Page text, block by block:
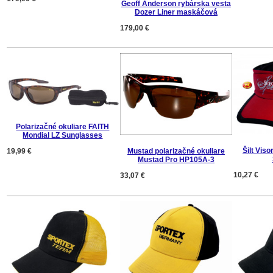
Geoff Anderson rybárska vesta
Dozer Liner maskáčová
179,00 €
Polarizačné okuliare FAITH
Mondial LZ Sunglasses
19,99 €
Mustad polarizačné okuliare
Mustad Pro HP105A-3
33,07 €
Šilt
10,27 €